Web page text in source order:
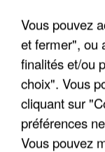
APRÈS
DE FAUNE
Vous pouvez
et fermer", ou
finalités et/ou
choix". Vous
cliquant sur
préférences
Vous pouvez